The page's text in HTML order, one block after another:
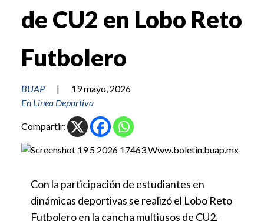
de CU2 en Lobo Reto
Futbolero
BUAP |
19 mayo, 2026
En Linea Deportiva
Compartir:
Con la participación de estudiantes en
dinámicas deportivas se realizó el Lobo Reto
Futbolero en la cancha multiusos de CU2.